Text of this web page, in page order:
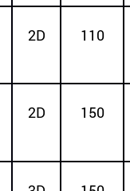
2D 110
2D 150